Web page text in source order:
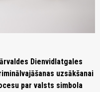
Dienvidlatgales
uzsākšanai
par valsts simbola